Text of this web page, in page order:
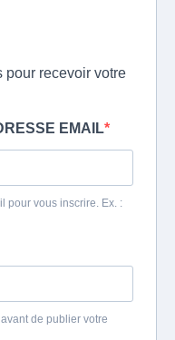
pour recevoir votre
EMAIL
pour vous inscrire. Ex. :
de publier votre